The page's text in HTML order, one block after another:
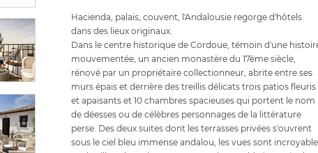
Hacienda, palais, couvent, l'Andalousie regorge d'hôtels
dans des lieux originaux.
Dans le centre historique de Cordoue, témoin d'une
mouvementée, un ancien monastère du 17ème siècle,
rénové par un propriétaire collectionneur, abrite entre ses
murs épais et derrière des treillis délicats trois patios fleuris
et apaisants et 10 chambres spacieuses qui portent le nom
de déesses ou de célèbres personnages de la littérature
perse. Des deux suites dont les terrasses privées s'ouvrent
sous le ciel bleu immense andalou, les vues sont